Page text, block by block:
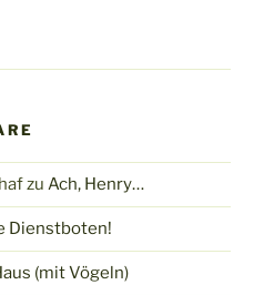
zu Ach, Henry…
Dienstboten!
(mit Vögeln)